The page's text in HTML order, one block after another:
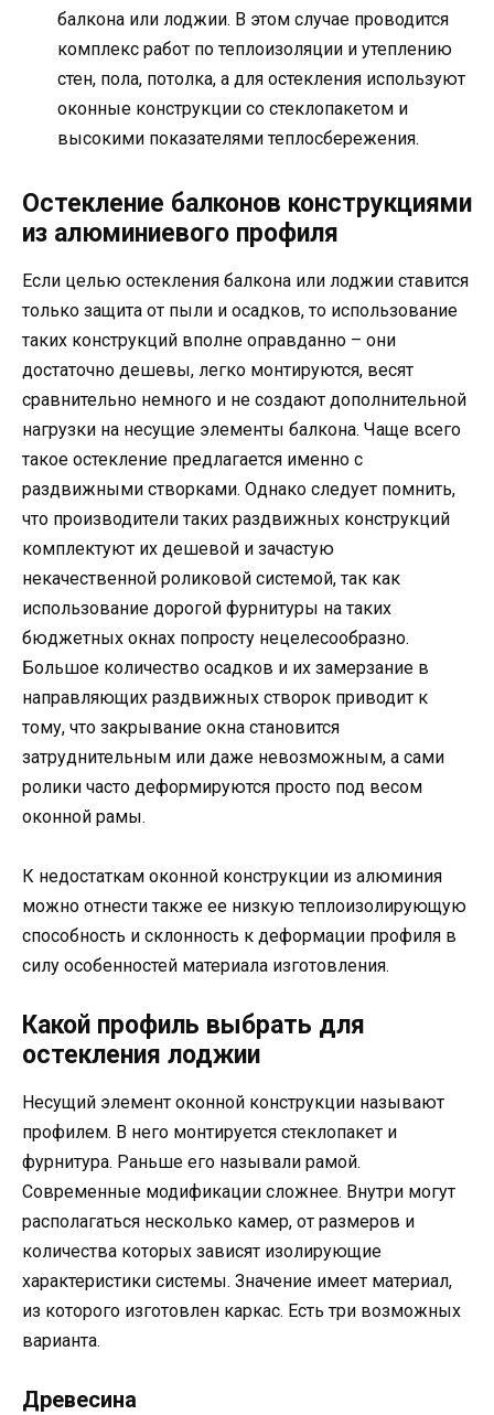
балкона или лоджии. В этом случае проводится
комплекс работ по теплоизоляции и утеплению
стен, пола, потолка, а для остекления используют
оконные конструкции со стеклопакетом и
высокими показателями теплосбережения.
Остекление балконов конструкциями
из алюминиевого профиля
Если целью остекления балкона или лоджии ставится
только защита от пыли и осадков, то использование
таких конструкций вполне оправданно – они
достаточно дешевы, легко монтируются, весят
сравнительно немного и не создают дополнительной
нагрузки на несущие элементы балкона. Чаще всего
такое остекление предлагается именно с
раздвижными створками. Однако следует помнить,
что производители таких раздвижных конструкций
комплектуют их дешевой и зачастую
некачественной роликовой системой, так как
использование дорогой фурнитуры на таких
бюджетных окнах попросту нецелесообразно.
Большое количество осадков и их замерзание в
направляющих раздвижных створок приводит к
тому, что закрывание окна становится
затруднительным или даже невозможным, а сами
ролики часто деформируются просто под весом
оконной рамы.
К недостаткам оконной конструкции из алюминия
можно отнести также ее низкую теплоизолирующую
способность и склонность к деформации профиля в
силу особенностей материала изготовления.
Какой профиль выбрать для
остекления лоджии
Несущий элемент оконной конструкции называют
профилем. В него монтируется стеклопакет и
фурнитура. Раньше его называли рамой.
Современные модификации сложнее. Внутри могут
располагаться несколько камер, от размеров и
количества которых зависят изолирующие
характеристики системы. Значение имеет материал,
из которого изготовлен каркас. Есть три возможных
варианта.
Древесина